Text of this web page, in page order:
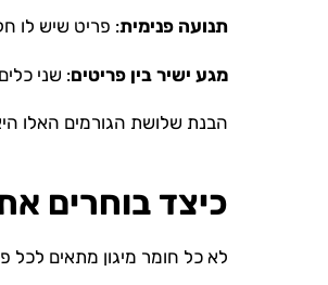
תנועה פנימית: פריט שיש לו
מגע ישיר בין פריטים: שני
הבנת שלושת הגורמים האלו
כיצד בוחרים
לא כל חומר מיגון מתאים לכל